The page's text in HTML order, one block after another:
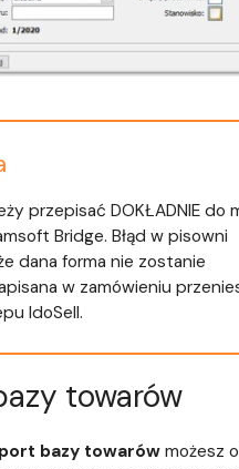
przepisać DOKŁADNIE do
Bridge. Błąd w pisowni
dana forma nie zostanie
w zamówieniu
IdoSell.
towarów
bazy towarów możesz